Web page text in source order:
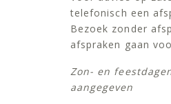
telefonisch een
Bezoek zonder
afspraken gaan
Zon- en
aangegeven